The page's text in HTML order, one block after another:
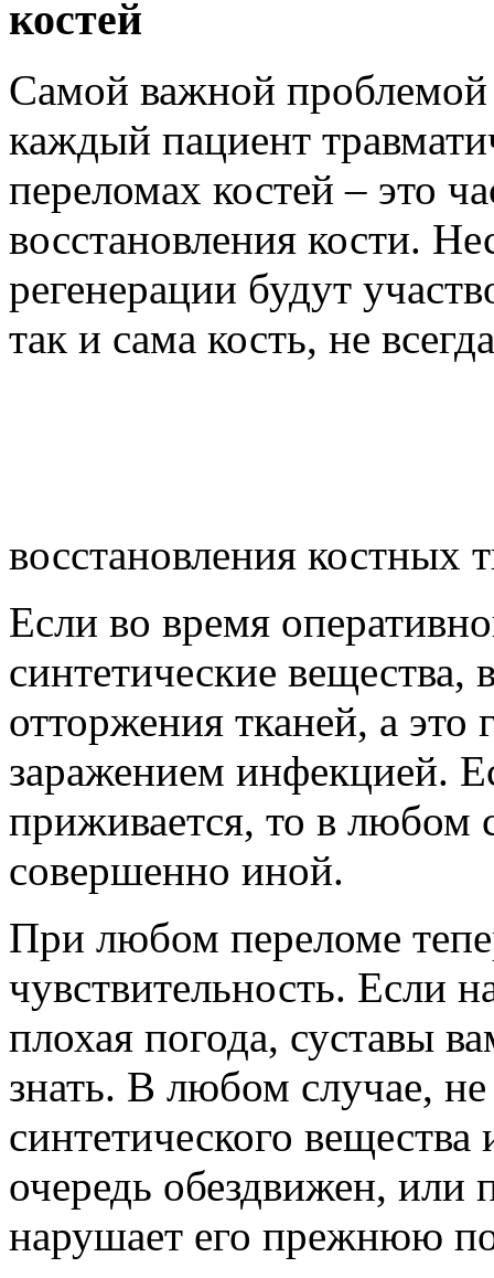
костей
Самой важной проблемой
каждый пациент
переломах костей – это
восстановления кости.
регенерации будут
так и сама кость, не
восстановления костных
Если во время
синтетические вещества,
отторжения тканей, а
заражением инфекцией.
приживается, то в любом
совершенно иной.
При любом переломе
чувствительность. Если
плохая погода, суставы
знать. В любом случае,
синтетического
очередь обездвижен, или
нарушает его прежнюю